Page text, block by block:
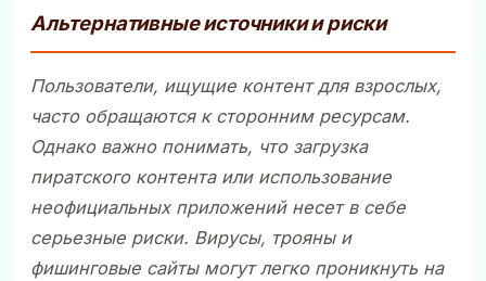
Альтернативные источники и риски
Пользователи, ищущие контент для взрослых,
часто обращаются к сторонним ресурсам.
Однако важно понимать, что загрузка
пиратского контента или использование
неофициальных приложений несет в себе
серьезные риски. Вирусы, трояны и
фишинговые сайты могут легко проникнуть на